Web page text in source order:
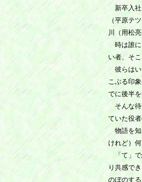
新卒入社
（平原テ
川（用松
時は誰に
い者、そ
彼らはい
こぶる印
でに後半
そんな待
ていた役
物語を知
けれど）
「て」で
り共感で
のぼのす